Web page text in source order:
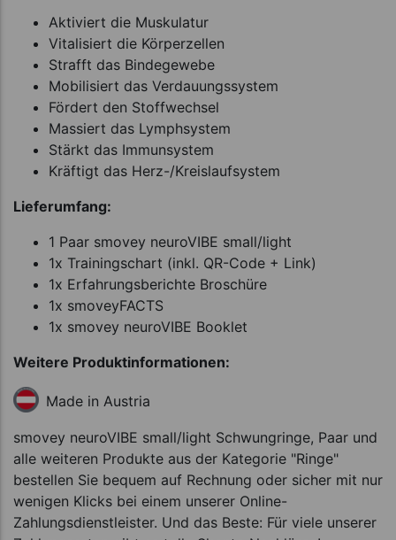
Aktiviert die Muskulatur
Vitalisiert die Körperzellen
Strafft das Bindegewebe
Mobilisiert das Verdauungssystem
Fördert den Stoffwechsel
Massiert das Lymphsystem
Stärkt das Immunsystem
Kräftigt das Herz-/Kreislaufsystem
Lieferumfang:
1 Paar smovey neuroVIBE small/light
1x Trainingschart (inkl. QR-Code + Link)
1x Erfahrungsberichte Broschüre
1x smoveyFACTS
1x smovey neuroVIBE Booklet
Weitere Produktinformationen:
Made in Austria
smovey neuroVIBE small/light Schwungringe, Paar und
alle weiteren Produkte aus der Kategorie "Ringe"
bestellen Sie bequem auf Rechnung oder sicher mit nur
wenigen Klicks bei einem unserer Online-
Zahlungsdienstleister. Und das Beste: Für viele unserer